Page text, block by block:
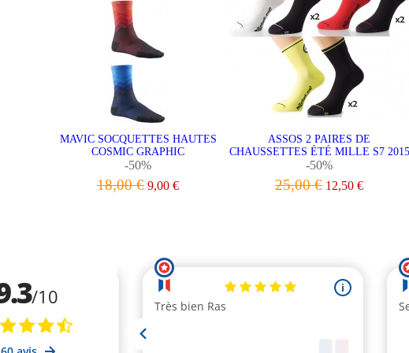
MAVIC SOCQUETTES HAUTES
COSMIC GRAPHIC
-50%
18,00 € 9,00 €
ASSOS 2 PAIRES DE
CHAUSSETTES ÉTÉ MILLE S7 2015
-50%
25,00 € 12,50 €